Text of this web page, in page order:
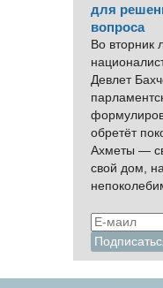
для
вопроса
Во вторник
Девлет
обретёт
Ахметы —
свой дом,